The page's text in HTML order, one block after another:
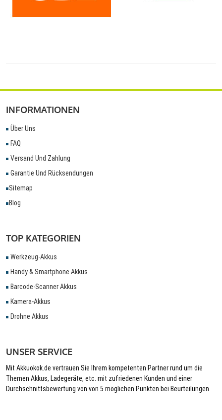
INFORMATIONEN
Über Uns
FAQ
Versand Und Zahlung
Garantie Und Rücksendungen
Sitemap
Blog
TOP KATEGORIEN
Werkzeug-Akkus
Handy & Smartphone Akkus
Barcode-Scanner Akkus
Kamera-Akkus
Drohne Akkus
UNSER SERVICE
Mit Akkuokok.de vertrauen Sie Ihrem kompetenten Partner rund um die
Themen Akkus, Ladegeräte, etc. mit zufriedenen Kunden und einer
Durchschnittsbewertung von von 5 möglichen Punkten bei Beurteilungen.